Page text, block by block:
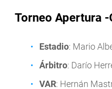
Torneo Apertura
Estadio: Mario
Árbitro: Darío
VAR: Hernán